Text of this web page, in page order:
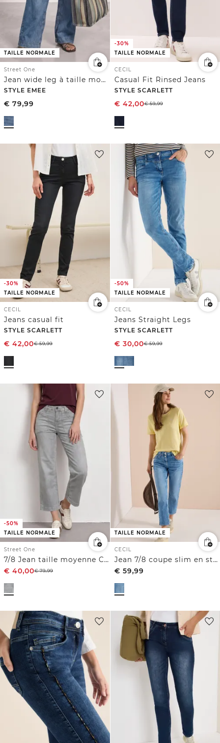
TAILLE NORMALE
Street One
Jean wide leg à taille moyenne et coupe ample
STYLE EMEE
€ 79,99
-30%
TAILLE NORMALE
CECIL
Casual Fit Rinsed Jeans
STYLE SCARLETT
€ 42,00€59,99
-30%
TAILLE NORMALE
CECIL
Jeans casual fit
STYLE SCARLETT
€ 42,00€59,99
-50%
TAILLE NORMALE
CECIL
Jeans Straight Legs
STYLE SCARLETT
€ 30,00€59,99
-50%
TAILLE NORMALE
Street One
7/8 Jean taille moyenne Culotte en coupe loose
€ 40,00€79,99
TAILLE NORMALE
CECIL
Jean 7/8 coupe slim en style décontracté
€ 59,99